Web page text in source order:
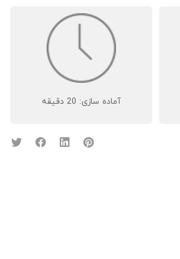
آماده سازی: 20 دقیقه